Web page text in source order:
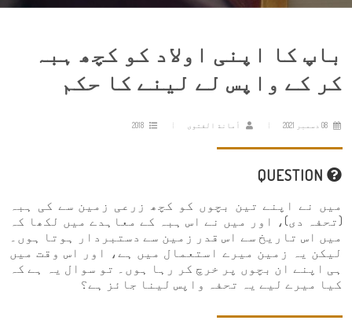
باپ کا اپنی اولاد کو کچھ ہبہ
کر کے واپس لے لینے کا حکم
أمانة الفتوى
میں نے اپنے تین بچوں کو کچھ زرعی زمین سے کی ہبہ
(تحفہ دی)، اور میں نے اس ہبہ کے معاہدے میں لکھا کہ
میں اس تاریخ سے اس قدر زمین سے دستبردار ہوتا ہوں۔
لیکن یہ زمین میرے استعمال میں ہے، اور اس وقت میں
ہی اپنے ان بچوں پر خرچ کر رہا ہوں۔ تو سوال یہ ہے کہ
کیا میرے لیے یہ تحفہ واپس لینا جائز ہے؟